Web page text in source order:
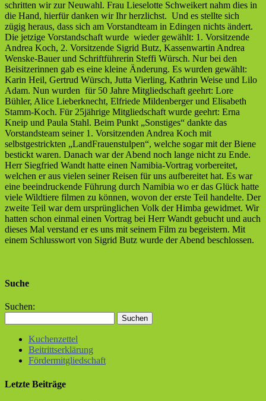
schritten wir zur Neuwahl. Frau Lieselotte Schweikert nahm dies in
die Hand, hierfür danken wir Ihr herzlichst. Und es stellte sich
zügig heraus, dass sich am Vorstandteam in Edingen nichts ändert.
Die jetzige Vorstandschaft wurde wieder gewählt: 1. Vorsitzende
Andrea Koch, 2. Vorsitzende Sigrid Butz, Kassenwartin Andrea
Wenske-Bauer und Schriftführerin Steffi Würsch. Nur bei den
Beisitzerinnen gab es eine kleine Änderung. Es wurden gewählt:
Karin Heil, Gertrud Würsch, Jutta Vierling, Kathrin Weise und Lilo
Adam. Nun wurden für 50 Jahre Mitgliedschaft geehrt: Lore
Bühler, Alice Lieberknecht, Elfriede Mildenberger und Elisabeth
Stamm-Koch. Für 25jährige Mitgliedschaft wurde geehrt: Erna
Kneip und Paula Stahl. Beim Punkt „Sonstiges“ dankte das
Vorstandsteam seiner 1. Vorsitzenden Andrea Koch mit
selbstgestrickten „LandFrauenstulpen“, welche sogar mit der Biene
bestickt waren. Danach war der Abend noch lange nicht zu Ende.
Herr Siegfried Wandt hatte einen Namibia-Vortrag vorbereitet,
welchen er aus vielen seiner Reisen für uns aufbereitet hat. Es war
eine beeindruckende Führung durch Namibia wo er das Glück hatte
viele Wildtiere filmen zu können, wovon der erste Teil handelte. Der
zweite Teil war dem ursprünglichen Volk der Himba gewidmet. Wir
hatten schon einmal einen Vortrag bei Herr Wandt gebucht und auch
dieses Mal verstand er es uns mit seinem Film zu begeistern. Mit
einem Schlusswort von Sigrid Butz wurde der Abend beschlossen.
Suche
Suchen:
Kuchenzettel
Beitrittserklärung
Fördermitgliedschaft
Letzte Beiträge